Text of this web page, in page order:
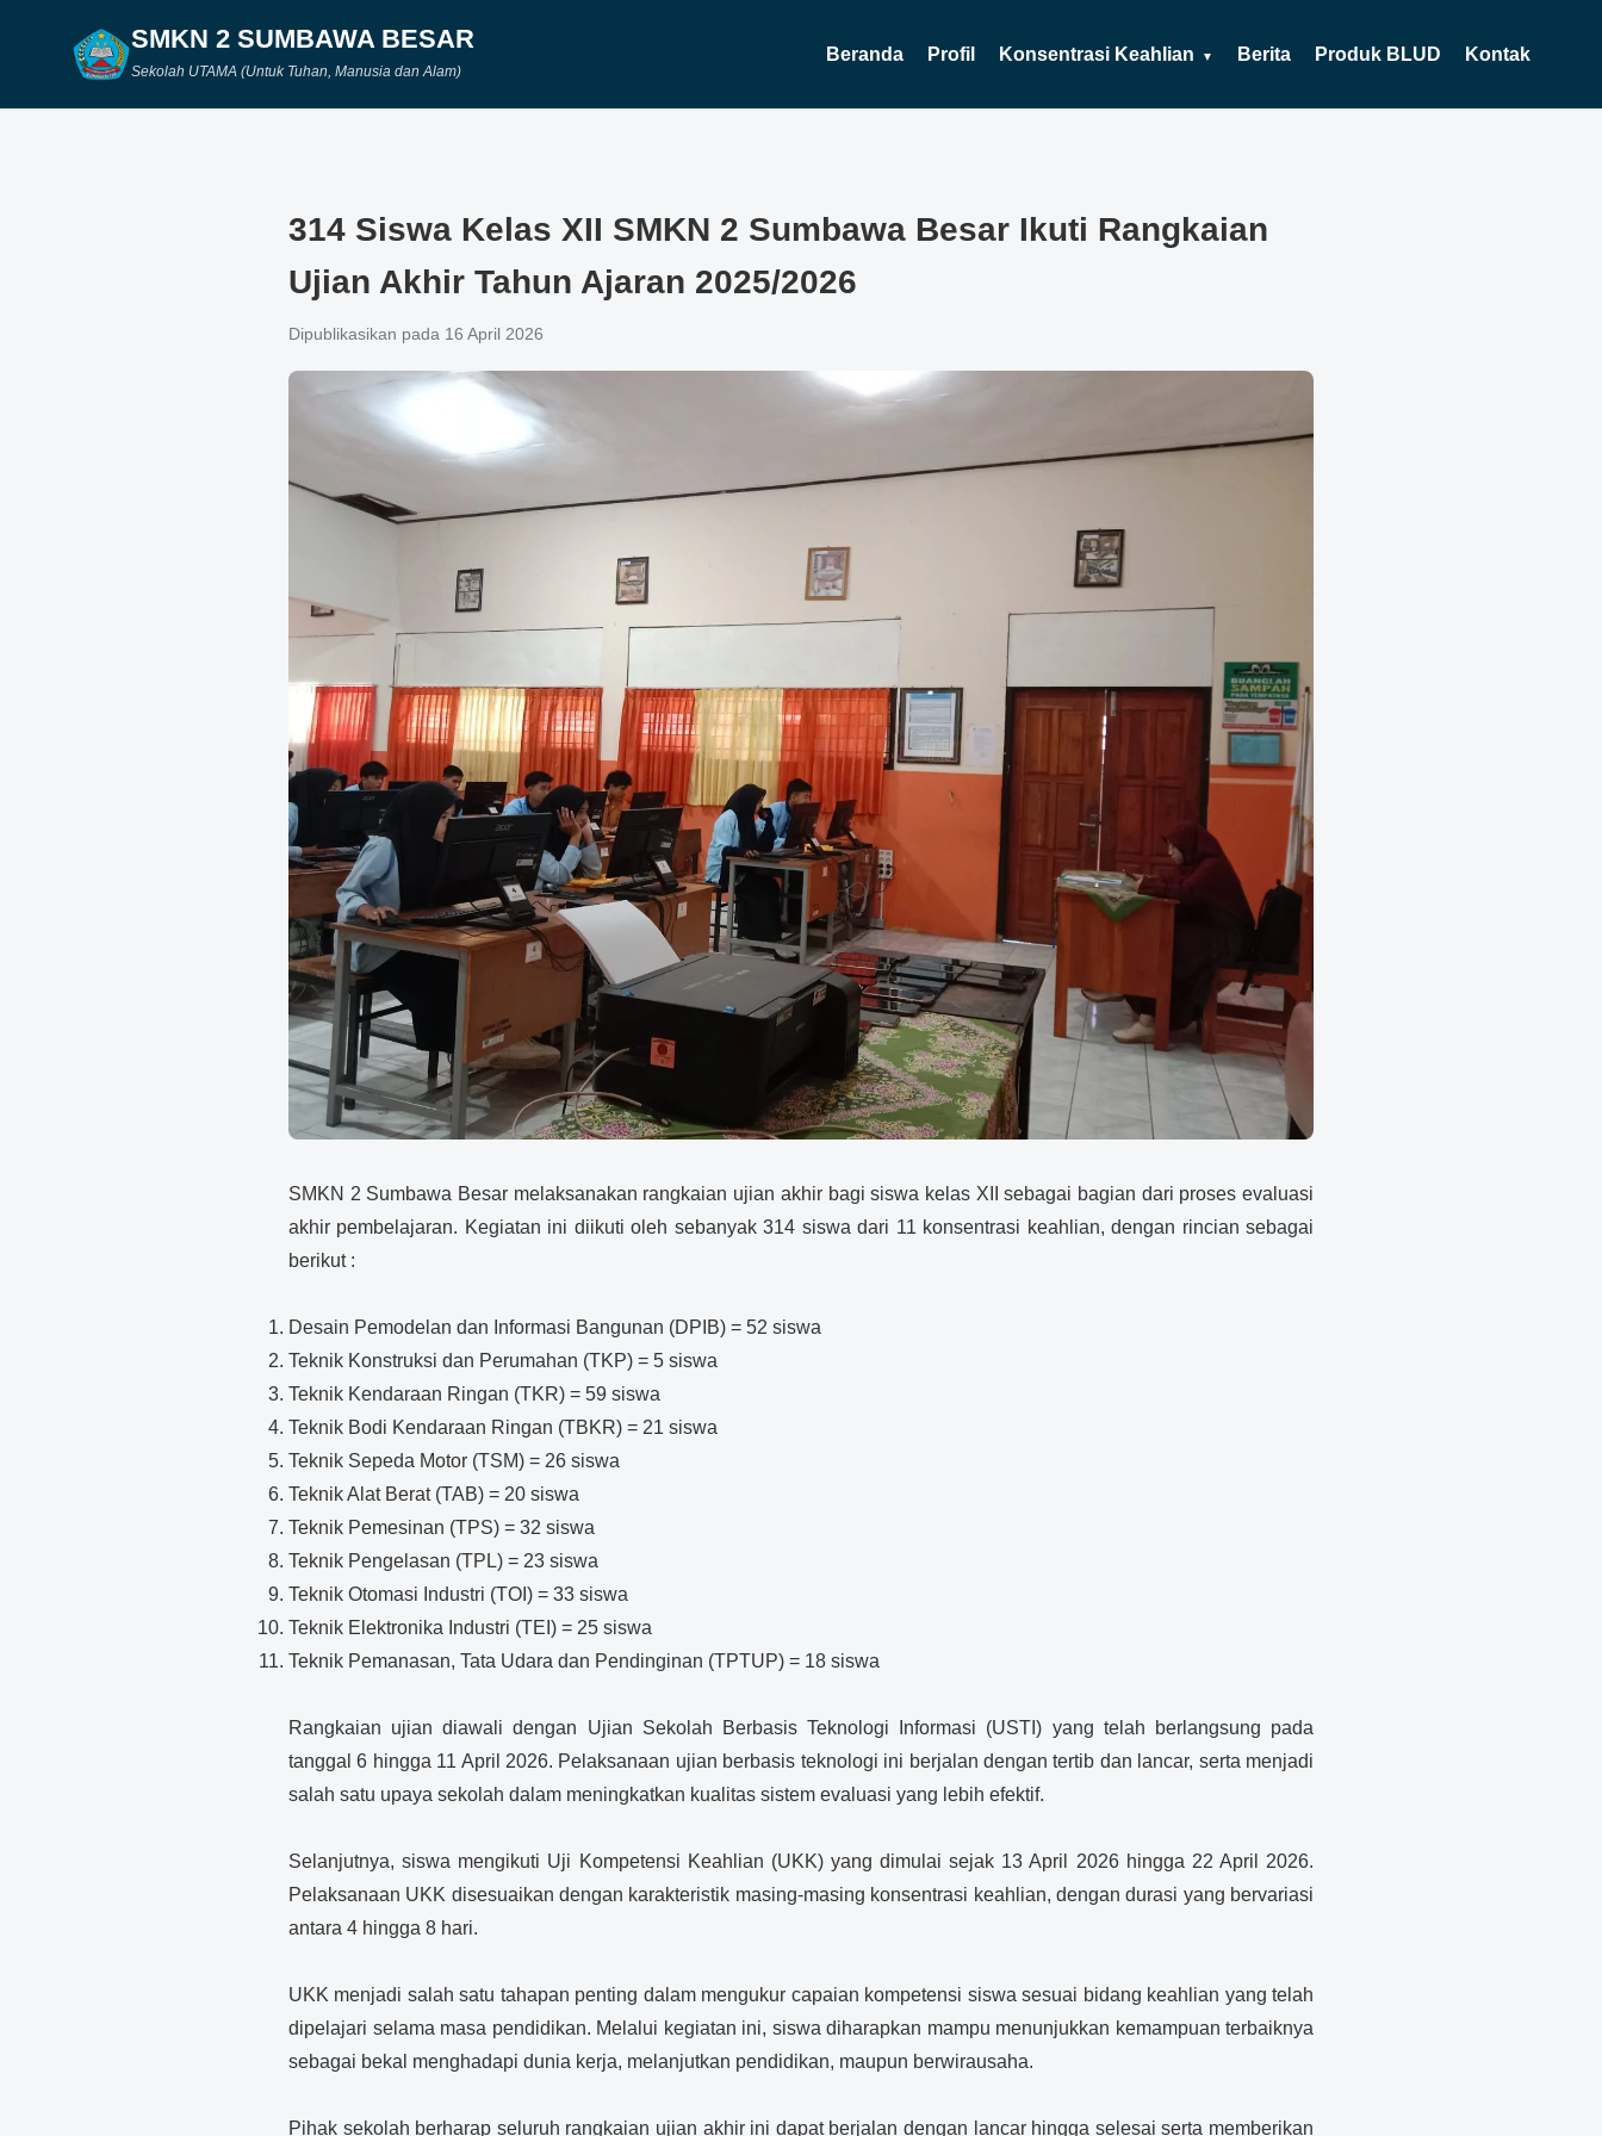
SMKN 2 SUMBAWA BESAR
Sekolah UTAMA (Untuk Tuhan, Manusia dan Alam)
Beranda Profil Konsentrasi Keahlian Berita Produk BLUD Kontak
314 Siswa Kelas XII SMKN 2 Sumbawa Besar Ikuti Rangkaian
Ujian Akhir Tahun Ajaran 2025/2026
Dipublikasikan pada 16 April 2026
SMKN 2 Sumbawa Besar melaksanakan rangkaian ujian akhir bagi siswa kelas XII sebagai bagian dari proses evaluasi
akhir pembelajaran. Kegiatan ini diikuti oleh sebanyak 314 siswa dari 11 konsentrasi keahlian, dengan rincian sebagai
berikut :
Desain Pemodelan dan Informasi Bangunan (DPIB) = 52 siswa
Teknik Konstruksi dan Perumahan (TKP) = 5 siswa
Teknik Kendaraan Ringan (TKR) = 59 siswa
Teknik Bodi Kendaraan Ringan (TBKR) = 21 siswa
Teknik Sepeda Motor (TSM) = 26 siswa
Teknik Alat Berat (TAB) = 20 siswa
Teknik Pemesinan (TPS) = 32 siswa
Teknik Pengelasan (TPL) = 23 siswa
Teknik Otomasi Industri (TOI) = 33 siswa
Teknik Elektronika Industri (TEI) = 25 siswa
Teknik Pemanasan, Tata Udara dan Pendinginan (TPTUP) = 18 siswa
Rangkaian ujian diawali dengan Ujian Sekolah Berbasis Teknologi Informasi (USTI) yang telah berlangsung pada
tanggal 6 hingga 11 April 2026. Pelaksanaan ujian berbasis teknologi ini berjalan dengan tertib dan lancar, serta menjadi
salah satu upaya sekolah dalam meningkatkan kualitas sistem evaluasi yang lebih efektif.
Selanjutnya, siswa mengikuti Uji Kompetensi Keahlian (UKK) yang dimulai sejak 13 April 2026 hingga 22 April 2026.
Pelaksanaan UKK disesuaikan dengan karakteristik masing-masing konsentrasi keahlian, dengan durasi yang bervariasi
antara 4 hingga 8 hari.
UKK menjadi salah satu tahapan penting dalam mengukur capaian kompetensi siswa sesuai bidang keahlian yang telah
dipelajari selama masa pendidikan. Melalui kegiatan ini, siswa diharapkan mampu menunjukkan kemampuan terbaiknya
sebagai bekal menghadapi dunia kerja, melanjutkan pendidikan, maupun berwirausaha.
Pihak sekolah berharap seluruh rangkaian ujian akhir ini dapat berjalan dengan lancar hingga selesai serta memberikan